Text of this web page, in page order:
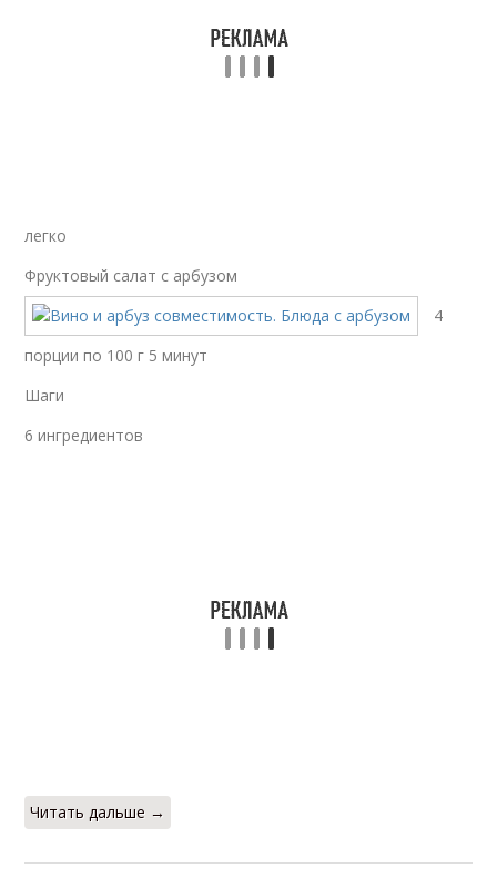
легко
Фруктовый салат с арбузом
4
порции по 100 г 5 минут
Шаги
6 ингредиентов
Читать дальше →